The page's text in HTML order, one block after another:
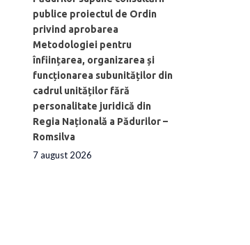
publice proiectul de Ordin
privind aprobarea
Metodologiei pentru
înființarea, organizarea și
funcționarea subunităților din
cadrul unităților fără
personalitate juridică din
Regia Națională a Pădurilor –
Romsilva
7 august 2026